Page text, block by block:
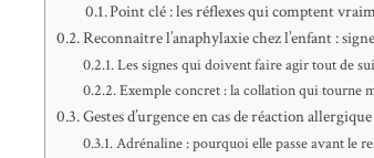
Point clé : les réflexes qui comptent
Reconnaître l’anaphylaxie chez l’enfant :
Les signes qui doivent faire agir tout de
Exemple concret : la collation qui tourne
Gestes d’urgence en cas de réaction
Adrénaline : pourquoi elle passe avant le